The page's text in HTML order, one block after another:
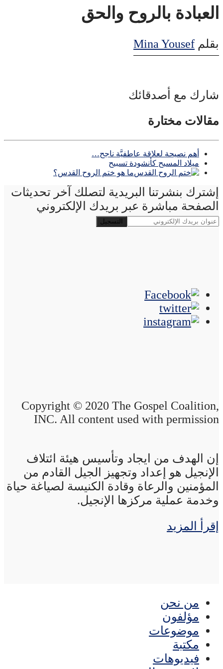
العبادة بالروح والحق
بقلم Mina Yousef
شارك مع أصدقائك
مقالات مختارة
أهم نصيحة لعلاقة عاطفيَّة ناجح…
ميلاد المسيح كأنشودة تسبيح
ما هو ختم الروح القدس؟
إشترك بنشرتنا البريدية لتصلك آخر تحديثات
الصفحة مباشرة عبر بريدك الإلكتروني
Copyright © 2020 The Gospel Coalition,
INC. All content used with permission
إن الهدف من ايجاد وتأسيس هيئة ائتلاف
الإنجيل هو إعداد وتجهيز الجيل القادم من
المؤمنين والرعاة وقادة الكنيسة لصياغة حياة
وخدمة عملية مركزها الإنجيل.
إقرأ المزيد
من نحن
مؤلفون
موضوعات
مكتبة
فيديوهات